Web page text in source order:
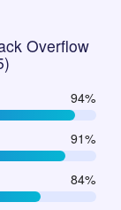
Overflow
94%
91%
84%